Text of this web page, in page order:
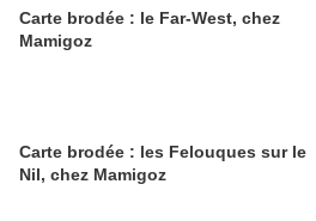
Carte brodée : le Far-West, chez
Mamigoz
Carte brodée : les Felouques sur le
Nil, chez Mamigoz